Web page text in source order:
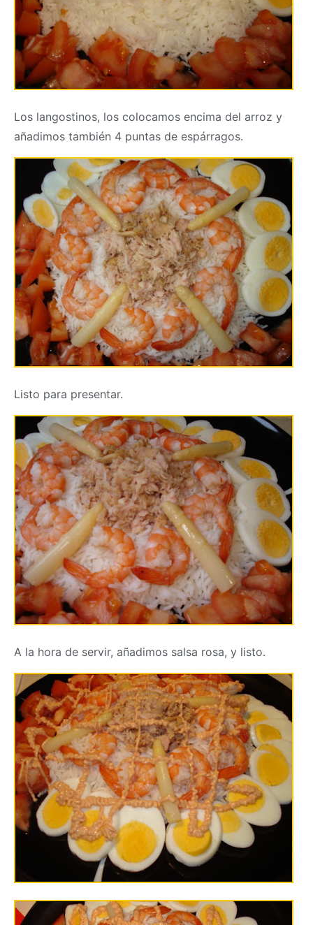
Los langostinos, los colocamos encima del arroz y
añadimos también 4 puntas de espárragos.
Listo para presentar.
A la hora de servir, añadimos salsa rosa, y listo.